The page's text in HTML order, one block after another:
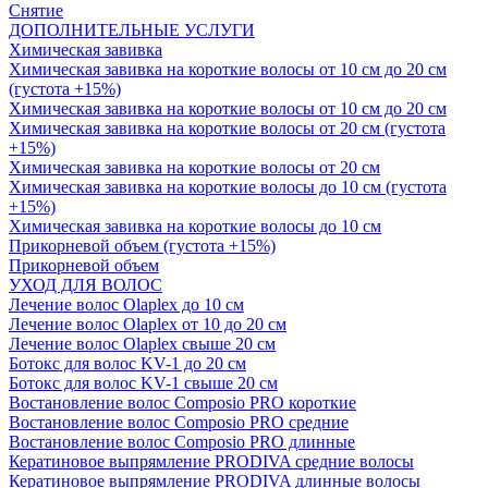
Снятие
ДОПОЛНИТЕЛЬНЫЕ УСЛУГИ
Химическая завивка
Химическая завивка на короткие волосы от 10 см до 20 см
(густота +15%)
Химическая завивка на короткие волосы от 10 см до 20 см
Химическая завивка на короткие волосы от 20 см (густота
+15%)
Химическая завивка на короткие волосы от 20 см
Химическая завивка на короткие волосы до 10 см (густота
+15%)
Химическая завивка на короткие волосы до 10 см
Прикорневой объем (густота +15%)
Прикорневой объем
УХОД ДЛЯ ВОЛОС
Лечение волос Olapleх до 10 см
Лечение волос Olapleх от 10 до 20 см
Лечение волос Olapleх свыше 20 см
Ботокс для волос KV-1 до 20 см
Ботокс для волос KV-1 свыше 20 см
Востановление волос Composio PRO короткие
Востановление волос Composio PRO средние
Востановление волос Composio PRO длинные
Кератиновое выпрямление PRODIVA средние волосы
Кератиновое выпрямление PRODIVA длинные волосы